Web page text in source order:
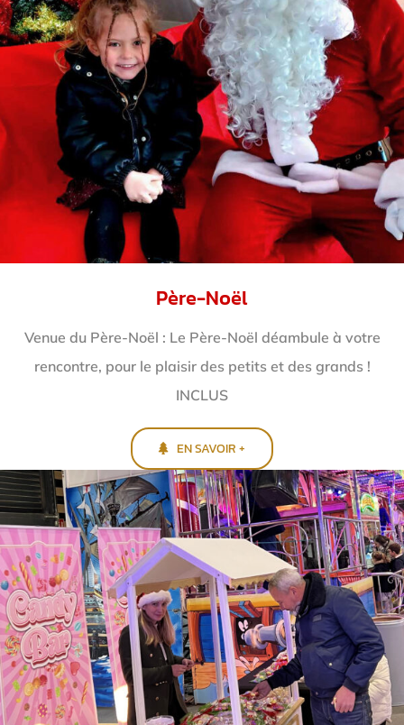
Père-Noël
Venue du Père-Noël : Le Père-Noël déambule à votre
rencontre, pour le plaisir des petits et des grands !
INCLUS
EN SAVOIR +